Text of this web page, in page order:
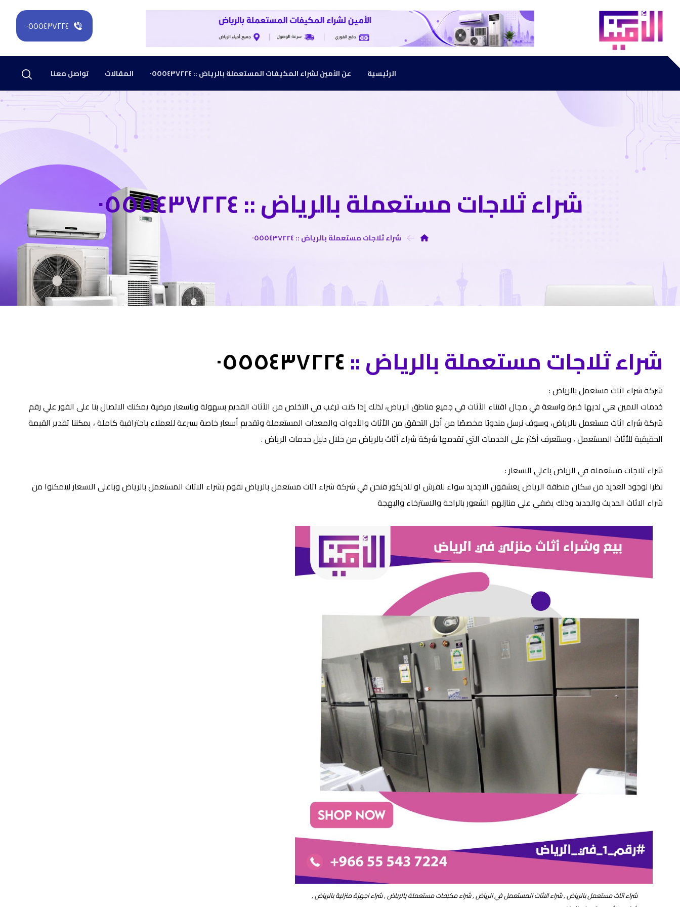
٠٥٥٥٤٣٧٢٢٤
الرئيسية عن الأمين لشراء المكيفات المستعملة بالرياض :: ٠٥٥٥٤٣٧٢٢٤ المقالات تواصل معنا
شراء ثلاجات مستعملة بالرياض :: ٠٥٥٥٤٣٧٢٢٤
شراء ثلاجات مستعملة بالرياض :: ٠٥٥٥٤٣٧٢٢٤
شراء ثلاجات مستعملة بالرياض ::٠٥٥٥٤٣٧٢٢٤
شركة شراء اثاث مستعمل بالرياض :
خدمات الامين هي لديها خبرة واسعة في مجال اقتناء الأثاث في جميع مناطق الرياض، لذلك إذا كنت ترغب في التخلص من الأثاث القديم بسهولة وباسعار مرضية يمكنك الاتصال بنا على الفور علي رقم
شركة شراء اثاث مستعمل بالرياض، وسوف نرسل مندوبًا مخصصًا من أجل التحقق من الأثاث والأدوات والمعدات المستعملة وتقديم أسعار خاصة بسرعة للعملاء باحترافية كاملة ، يمكننا تقدير القيمة
الحقيقية للأثاث المستعمل ، وسنتعرف أكثر على الخدمات التي تقدمها شركة شراء أثاث بالرياض من خلال دليل خدمات الرياض .
شراء ثلاجات مستعمله في الرياض باعلي الاسعار :
نظرا لوجود العديد من سكان منطقة الرياض يعشقون التجديد سواء للفرش او للديكور فنحن في شركة شراء اثاث مستعمل بالرياض نقوم بشراء الاثاث المستعمل بالرياض وباعلى الاسعار ليتمكنوا من
شراء الاثاث الحديث والجديد وذلك يضفي على منازلهم الشعور بالراحة والاسترخاء والبهجة
شراء اثاث مستعمل بالرياض , شراء الاثاث المستعمل في الرياض , شراء مكيفات مستعملة بالرياض , شراء اجهزة منزلية بالرياض ,